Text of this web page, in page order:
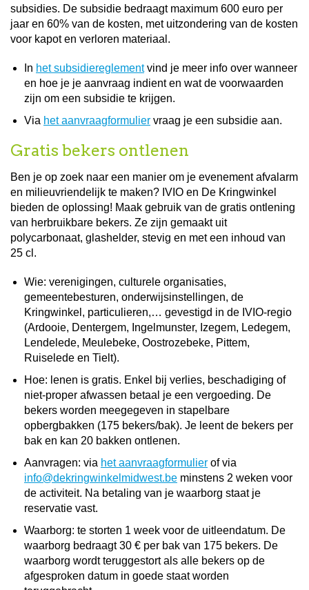
subsidies. De subsidie bedraagt maximum 600 euro per
jaar en 60% van de kosten, met uitzondering van de kosten
voor kapot en verloren materiaal.
In het subsidiereglementvind je meer info over wanneer
en hoe je je aanvraag indient en wat de voorwaarden
zijn om een subsidie te krijgen.
Via het aanvraagformulier vraag je een subsidie aan.
Gratis bekers ontlenen
Ben je op zoek naar een manier om je evenement afvalarm
en milieuvriendelijk te maken? IVIO en De Kringwinkel
bieden de oplossing! Maak gebruik van de gratis ontlening
van herbruikbare bekers. Ze zijn gemaakt uit
polycarbonaat, glashelder, stevig en met een inhoud van
25 cl.
Wie: verenigingen, culturele organisaties,
gemeentebesturen, onderwijsinstellingen, de
Kringwinkel, particulieren,… gevestigd in de IVIO-regio
(Ardooie, Dentergem, Ingelmunster, Izegem, Ledegem,
Lendelede, Meulebeke, Oostrozebeke, Pittem,
Ruiselede en Tielt).
Hoe: lenen is gratis. Enkel bij verlies, beschadiging of
niet-proper afwassen betaal je een vergoeding. De
bekers worden meegegeven in stapelbare
opbergbakken (175 bekers/bak). Je leent de bekers per
bak en kan 20 bakken ontlenen.
Aanvragen: via het aanvraagformulier of via
info@dekringwinkelmidwest.be minstens 2 weken voor
de activiteit. Na betaling van je waarborg staat je
reservatie vast.
Waarborg: te storten 1 week voor de uitleendatum. De
waarborg bedraagt 30 € per bak van 175 bekers. De
waarborg wordt teruggestort als alle bekers op de
afgesproken datum in goede staat worden